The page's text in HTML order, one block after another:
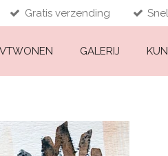
Gratis verzending
VTWONEN GALERIJ